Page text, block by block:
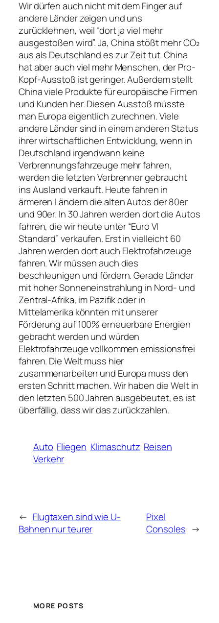
Wir dürfen auch nicht mit dem Finger auf
andere Länder zeigen und uns
zurücklehnen, weil “dort ja viel mehr
ausgestoßen wird”. Ja, China stößt mehr CO₂
aus als Deutschland es zur Zeit tut. China
hat aber auch viel mehr Menschen, der Pro-
Kopf-Ausstoß ist geringer. Außerdem stellt
China viele Produkte für europäische Firmen
und Kunden her. Diesen Ausstoß müsste
man Europa eigentlich zurechnen. Viele
andere Länder sind in einem anderen Status
ihrer wirtschaftlichen Entwicklung, wenn in
Deutschland irgendwann keine
Verbrennungsfahrzeuge mehr fahren,
werden die letzten Verbrenner gebraucht
ins Ausland verkauft. Heute fahren in
ärmeren Ländern die alten Autos der 80er
und 90er. In 30 Jahren werden dort die Autos
fahren, die wir heute unter “Euro VI
Standard” verkaufen. Erst in vielleicht 60
Jahren werden dort auch Elektrofahrzeuge
fahren. Wir müssen auch dies
beschleunigen und fördern. Gerade Länder
mit hoher Sonneneinstrahlung in Nord- und
Zentral-Afrika, im Pazifik oder in
Mittelamerika könnten mit unserer
Förderung auf 100% erneuerbare Energien
gebracht werden und würden
Elektrofahrzeuge vollkommen emissionsfrei
fahren. Die Welt muss hier
zusammenarbeiten und Europa muss den
ersten Schritt machen. Wir haben die Welt in
den letzten 500 Jahren ausgebeutet, es ist
überfällig, dass wir das zurückzahlen.
Auto Fliegen Klimaschutz Reisen
Verkehr
← Flugtaxen sind wie U-
Bahnen nur teurer
Pixel
Consoles →
MORE POSTS